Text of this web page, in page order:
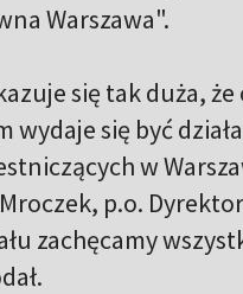
Warszawa".
się tak duża,
się być
w
p.o.
zachęcamy